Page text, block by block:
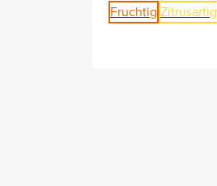
Fruchtig Zitrusartig